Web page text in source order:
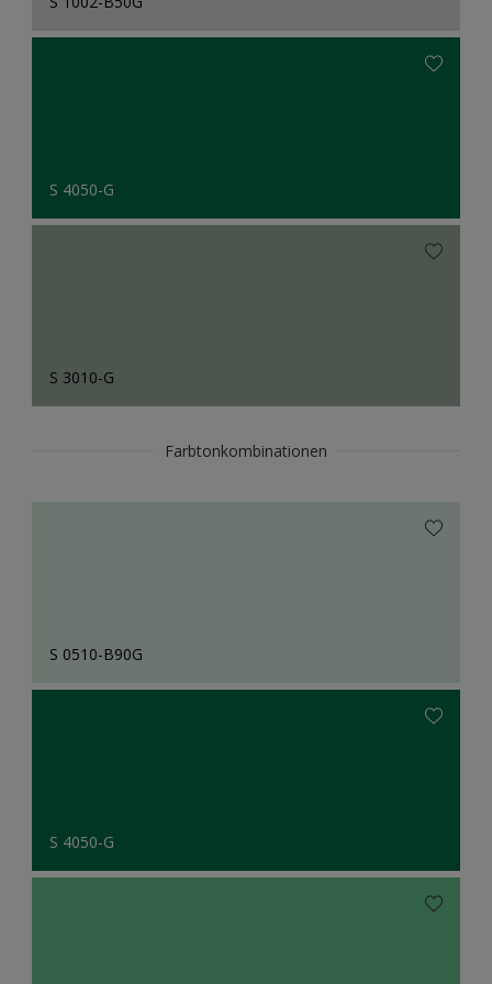
S 4050-G
S 3010-G
Farbtonkombinationen
S 0510-B90G
S 4050-G